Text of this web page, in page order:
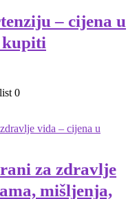
– cijena u
kupiti
0
za zdravlje
mišljenja,